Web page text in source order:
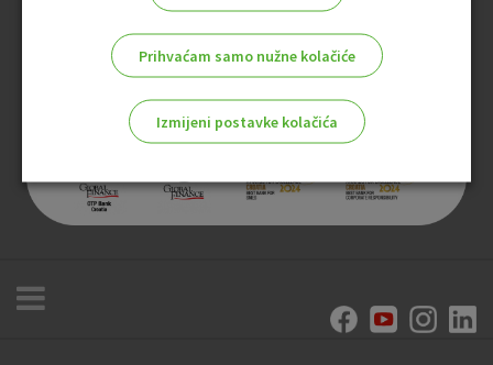
Prihvaćam samo nužne kolačiće
Izmijeni postavke kolačića